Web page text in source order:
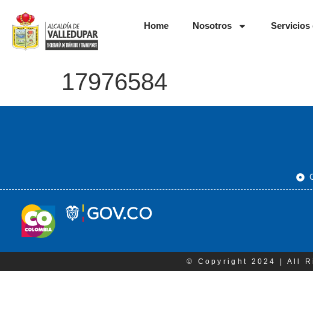
Home Nosotros Servicios
17976584
© Copyright 2024 | All